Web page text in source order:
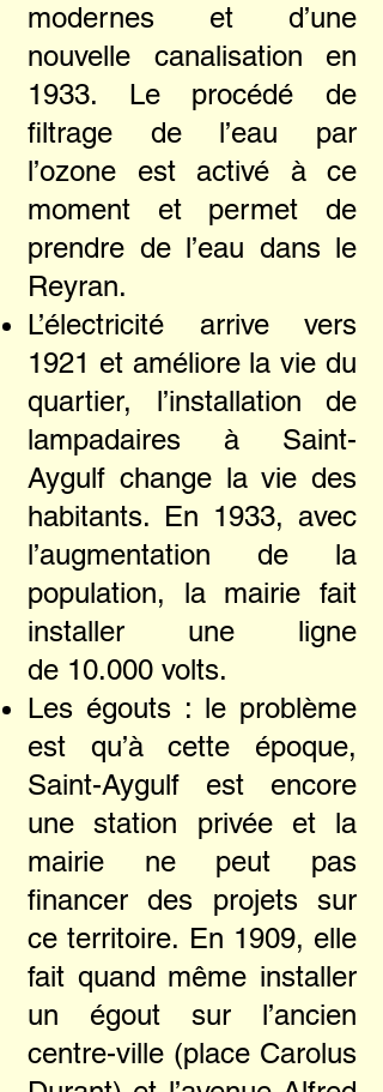
modernes et d’une
nouvelle canalisation en
1933. Le procédé de
filtrage de l’eau par
l’ozone est activé à ce
moment et permet de
prendre de l’eau dans le
Reyran.
L’électricité arrive vers
1921 et améliore la vie du
quartier, l’installation de
lampadaires à Saint-
Aygulf change la vie des
habitants. En 1933, avec
l’augmentation de la
population, la mairie fait
installer une ligne
de 10.000 volts.
Les égouts : le problème
est qu’à cette époque,
Saint-Aygulf est encore
une station privée et la
mairie ne peut pas
financer des projets sur
ce territoire. En 1909, elle
fait quand même installer
un égout sur l’ancien
centre-ville (place Carolus